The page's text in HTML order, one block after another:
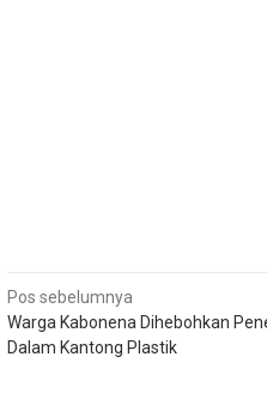
Navigasi
pos
Pos sebelumnya
Warga Kabonena Dihebohkan
Dalam Kantong Plastik